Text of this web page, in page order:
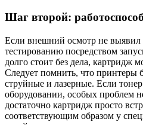
Шаг второй:
Если внешний осмотр не выявил
тестированию посредством
долго стоит без дела, картридж
Следует помнить, что принтеры
струйные и лазерные. Если
оборудовании, особых проблем
достаточно картридж просто
соответствующим образом у